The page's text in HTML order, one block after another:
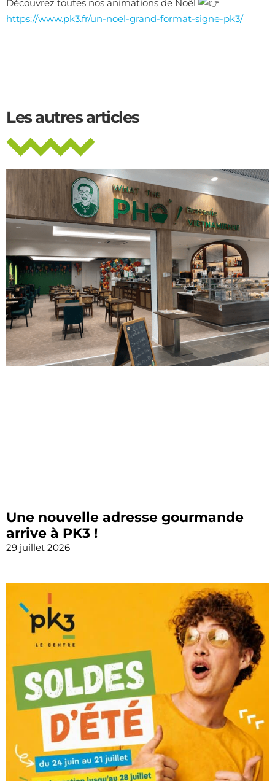
Découvrez toutes nos animations de Noël
https://www.pk3.fr/un-noel-grand-format-signe-pk3/
Les autres articles
Une nouvelle adresse gourmande
arrive à PK3 !
29 juillet 2026